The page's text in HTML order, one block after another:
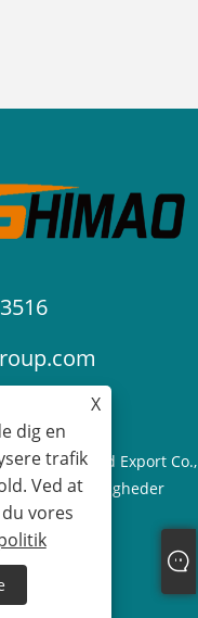
Import and Export Co.,
Cart - Alle rettigheder
Privatlivspolitik
X
dig en
trafik
Ved at
vores